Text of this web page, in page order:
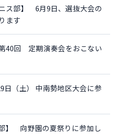
ス部】 6月9日、選抜大会の
ます
40回 定期演奏会をおこない
日（土） 中南勢地区大会に参
】 向野園の夏祭りに参加し